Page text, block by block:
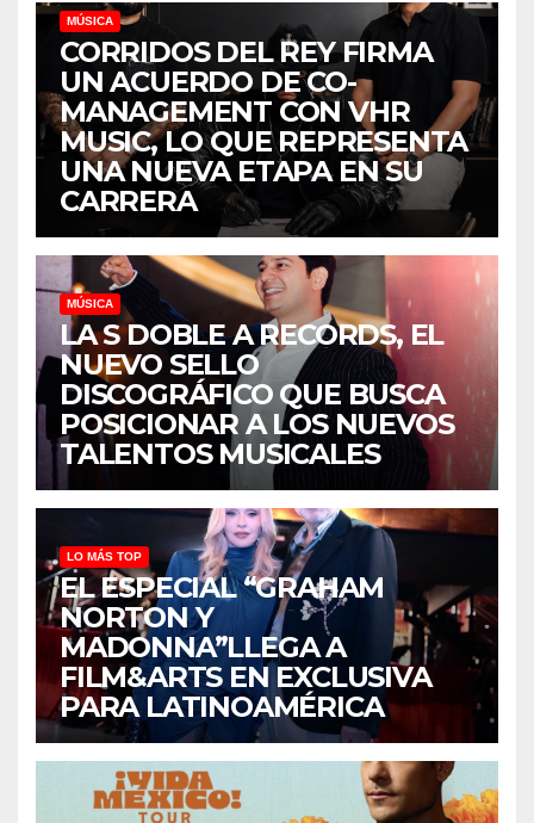
MÚSICA
CORRIDOS DEL REY FIRMA
UN ACUERDO DE CO-
MANAGEMENT CON VHR
MUSIC, LO QUE REPRESENTA
UNA NUEVA ETAPA EN SU
CARRERA
MÚSICA
LA S DOBLE A RECORDS, EL
NUEVO SELLO
DISCOGRÁFICO QUE BUSCA
POSICIONAR A LOS NUEVOS
TALENTOS MUSICALES
LO MÁS TOP
EL ESPECIAL “GRAHAM
NORTON Y
MADONNA”LLEGA A
FILM&ARTS EN EXCLUSIVA
PARA LATINOAMÉRICA